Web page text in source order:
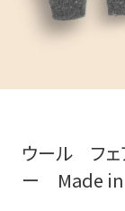
ウール フェ
ー Made